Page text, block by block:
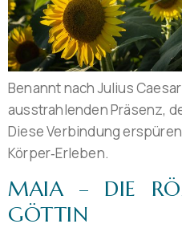
Benannt nach Julius
ausstrahlenden Präsenz,
Diese Verbindung
Körper‑Erleben.
MAIA – DIE
GÖTTIN